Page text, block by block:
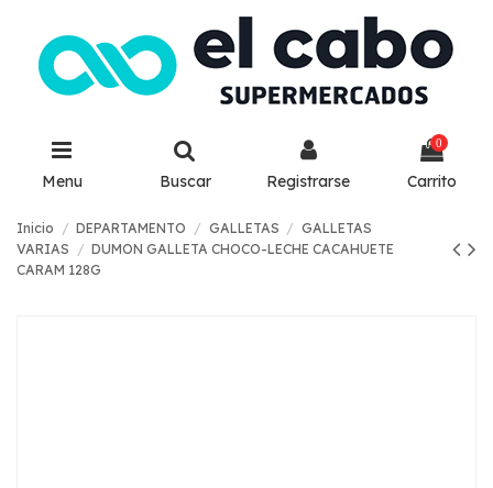
Menu Buscar Registrarse
0
Carrito
Inicio DEPARTAMENTO GALLETAS
GALLETAS
VARIAS
DUMON GALLETA CHOCO-LECHE CACAHUETE
CARAM 128G